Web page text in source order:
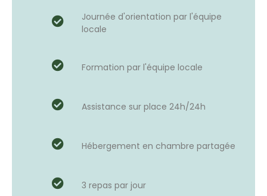
Vous pouvez vous rendre dans une de ces 3 destinations,
qui proposent des missions différentes :
Te Whanganui-a-Tara (Wellington)
Ōtautahi (Christchurch)
VOTRE RÔLE
réaliser pour soutenir le projet :
L’élimination des mauvaises herbes
Journée d'orientation par l'équipe
locale
Formation par l'équipe locale
Assistance sur place 24h/24h
Hébergement en chambre partagée
3 repas par jour